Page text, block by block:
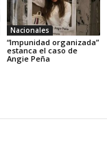
Nacionales
“Impunidad organizada”
estanca el caso de
Angie Peña